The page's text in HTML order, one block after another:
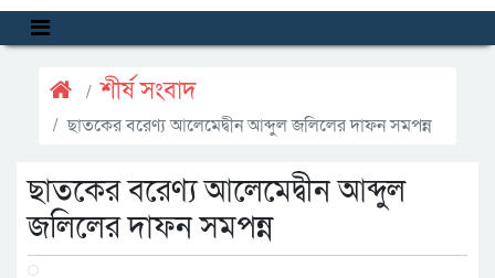
শীর্ষ সংবাদ
ছাতকের বরেণ্য আলেমেদ্বীন আব্দুল জলিলের দাফন সমপন্ন
ছাতকের বরেণ্য আলেমেদ্বীন আব্দুল
জলিলের দাফন সমপন্ন